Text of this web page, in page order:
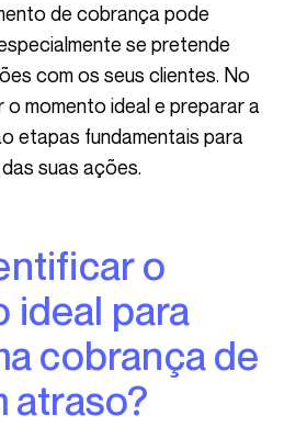
se pretende
com os seus clientes. No
momento ideal e preparar a
etapas fundamentais para
suas ações.
ideal para
cobrança de
atraso?